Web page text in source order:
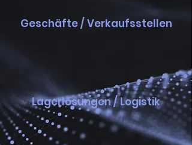
Geschäfte / Verkaufsstellen
Lagerlösungen / Logistik